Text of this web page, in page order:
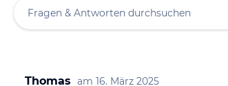
Thomas am 16. März 2025